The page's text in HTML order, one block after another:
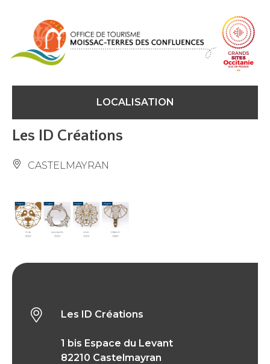
LOCALISATION
Les ID Créations
CASTELMAYRAN
Les ID Créations
1 bis Espace du Levant
82210 Castelmayran